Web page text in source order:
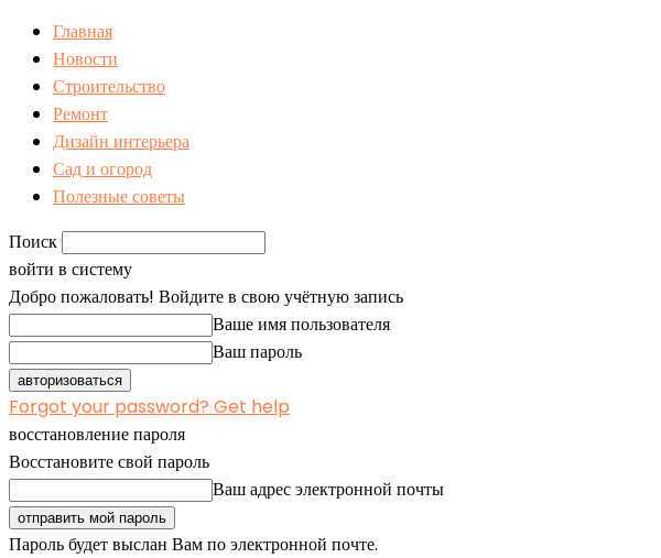
Главная
Новости
Строительство
Ремонт
Дизайн интерьера
Сад и огород
Полезные советы
Поиск
войти в систему
Добро пожаловать! Войдите в свою учётную запись
Ваше имя пользователя
Ваш пароль
Forgot your password? Get help
восстановление пароля
Восстановите свой пароль
Ваш адрес электронной почты
Пароль будет выслан Вам по электронной почте.